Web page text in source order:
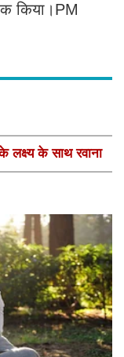
किया।PM
लक्ष्य के साथ रवाना